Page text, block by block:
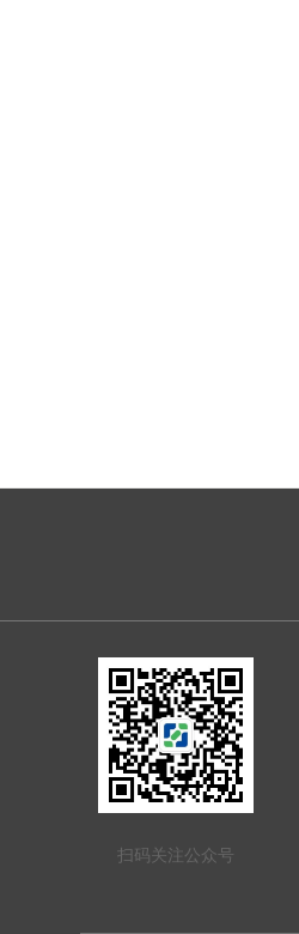
扫码关注公众号